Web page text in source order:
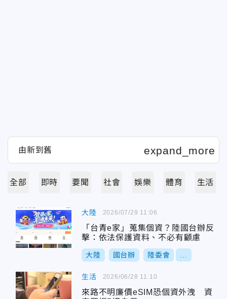
全部 即時 要聞 社會 娛樂 體育 生活
大陸
「台青e家」蒐集個資？陸國台辦反
擊：依法保護資料、不必有顧慮
大陸 國台辦 陸委會
2026/07/29 11:06
生活
來路不明廉價eSIM恐個資外洩 資
2026/06/28 11:10